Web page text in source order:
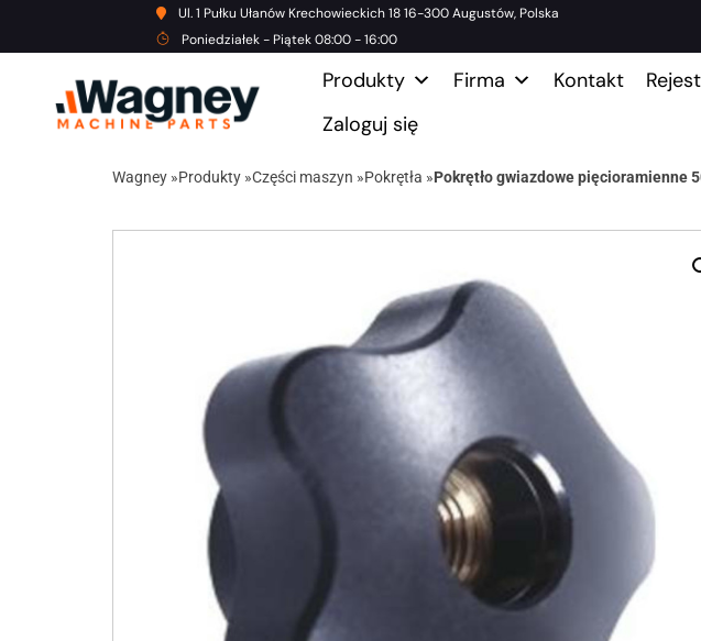
Ul. 1 Pułku Ułanów Krechowieckich 18 16-300 Augustów, Polska
Poniedziałek - Piątek 08:00 - 16:00
Produkty Firma Kontakt
Zaloguj się
Wagney »Produkty »Części maszyn »Pokrętła »Pokrętło gwiazdowe pięcioramienne